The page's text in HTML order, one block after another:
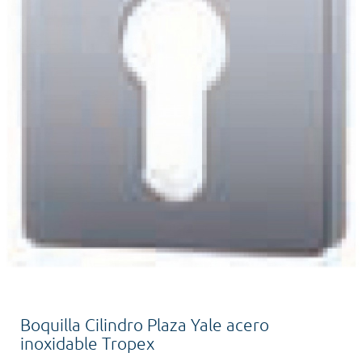
Boquilla Cilindro Plaza Yale acero
inoxidable Tropex